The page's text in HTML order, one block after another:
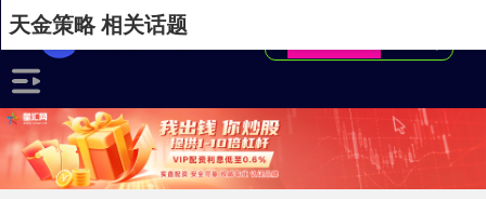
天金策略 相关话题